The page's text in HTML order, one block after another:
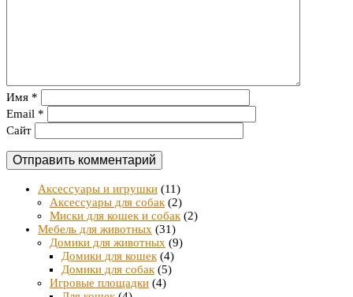
Имя *
Email *
Сайт
Аксессуары и игрушки (11)
Аксессуары для собак(2)
Миски для кошек и собак(2)
Мебель для животных (31)
Домики для животных (9)
Домики для кошек(4)
Домики для собак(5)
Игровые площадки (4)